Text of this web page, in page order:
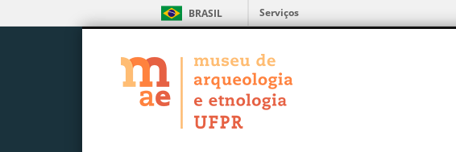
BRASIL Serviços
MAE – Museu de Arqueologia e